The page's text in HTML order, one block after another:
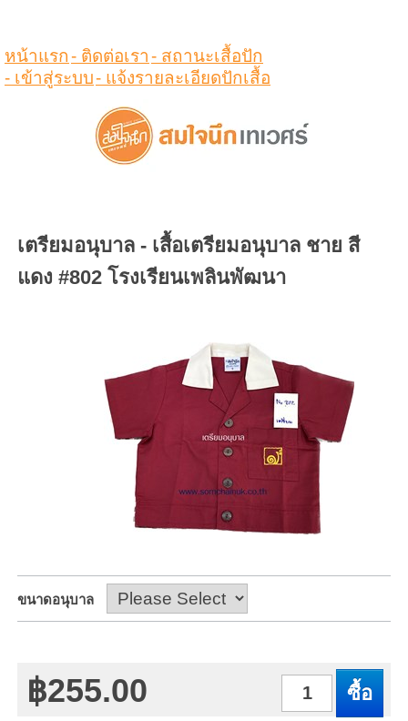
หน้าแรก- ติดต่อเรา- สถานะเสื้อปัก
- เข้าสู่ระบบ- แจ้งรายละเอียดปักเสื้อ
เตรียมอนุบาล - เสื้อเตรียมอนุบาล ชาย สี
แดง #802 โรงเรียนเพลินพัฒนา
ขนาดอนุบาล
฿255.00